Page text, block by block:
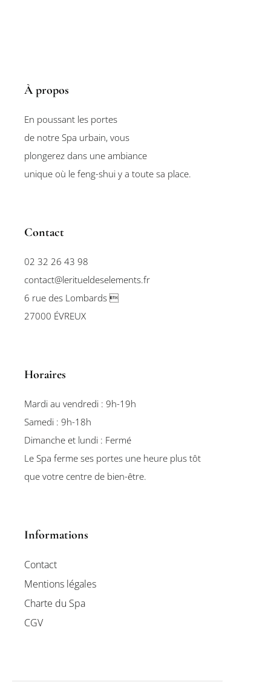
À propos
En poussant les portes
de notre Spa urbain, vous
plongerez dans une ambiance
unique où le feng-shui y a toute sa place.
Contact
02 32 26 43 98
contact@leritueldeselements.fr
6 rue des Lombards 
27000 ÉVREUX
Horaires
Mardi au vendredi : 9h-19h
Samedi : 9h-18h
Dimanche et lundi : Fermé
Le Spa ferme ses portes une heure plus tôt
que votre centre de bien-être.
Informations
Contact
Mentions légales
Charte du Spa
CGV